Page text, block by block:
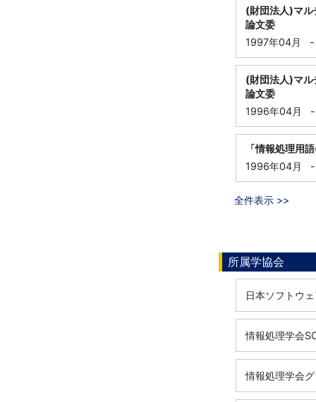
(財団法人)マ
論文委
1997年04月
-
(財団法人)マ
論文委
1996年04月
-
「情報処理用
1996年04月
-
全件表示 >>
所属学協会
日本ソフトウ
情報処理学会
情報処理学会